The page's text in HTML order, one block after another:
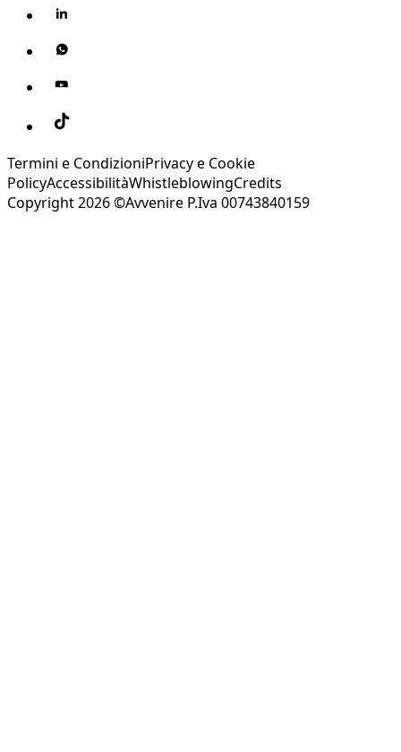
Termini e CondizioniPrivacy e Cookie
PolicyAccessibilitàWhistleblowingCredits
Copyright 2026 ©Avvenire P.Iva 00743840159